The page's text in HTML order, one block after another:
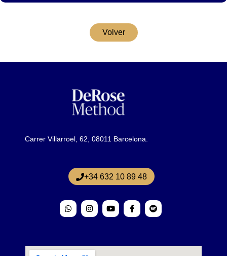
Volver
Carrer Villarroel, 62, 08011 Barcelona.
+34 632 10 89 48